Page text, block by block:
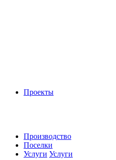
Проекты
Производство
Поселки
Услуги Услуги